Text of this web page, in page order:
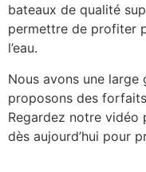
bateaux de qualité
permettre de profiter
l’eau.
Nous avons une large
proposons des
Regardez notre vidéo
dès aujourd’hui pour